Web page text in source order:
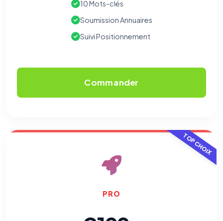
10 Mots-clés
Soumission Annuaires
Suivi Positionnement
Commander
TOP CHOIX
PRO